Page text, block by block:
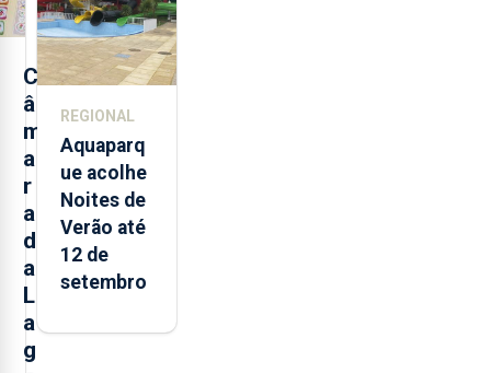
C
â
m
a
r
a
d
a
L
a
g
2021 e
2025 nos
Açores
REGIONAL
Aquaparq
ue acolhe
Noites de
Verão até
12 de
setembro